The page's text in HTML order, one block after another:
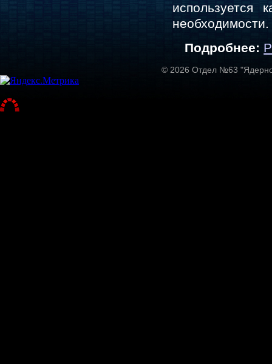
используется
необходимости.
Подробнее:
© 2026 Отдел №63